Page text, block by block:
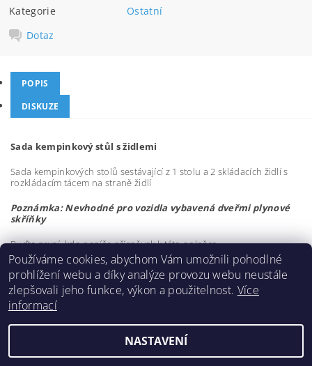
Kategorie
Ostatní
Dotaz
POPIS
DISKUZE
Sada kempinkový stůl s židlemi
Sada kempinkových stolů sestávající z 1 stolu a 2 skládacích židlí s
rozkládacím tácem na straně židlí
Poznámka: Nevhodné pro vozidla vybavená dveřmi plynové
skříňky
Buďte první, kdo napíše příspěvek k této položce.
Přidat komentář
2026 ©Hymer Original, všechna práva vyhrazena
Používáme cookies, abychom Vám umožnili pohodlné
prohlížení webu a díky analýze provozu webu neustále
zlepšovali jeho funkce, výkon a použitelnost. Více
informací
NASTAVENÍ